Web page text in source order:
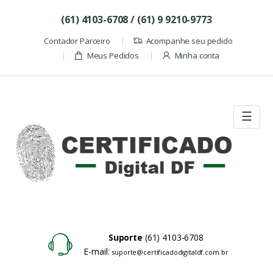
(61) 4103-6708 / (61) 9 9210-9773
Contador Parceiro
Acompanhe seu pedido
Meus Pedidos
Minha conta
☰
Suporte (61) 4103-6708
E-mail: suporte@certificadodigitaldf.com.br